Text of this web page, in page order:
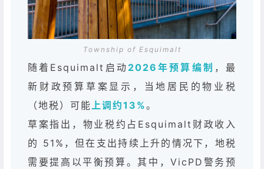
Township of Esquimalt
随着Esquimalt启动 2026年预算编制 ，最
新财政预算草案显示，当地居民的物业税
（地税）可能上调约13%。
草案指出，物业税约占Esquimalt财政收入
的 51%，但在支出持续上升的情况下，地税
需要提高以平衡预算。其中，VicPD警务预